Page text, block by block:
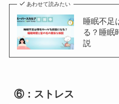
あわせて読みたい
睡眠不足
る？睡眠
説
⑥：ストレス